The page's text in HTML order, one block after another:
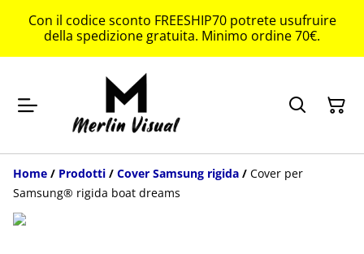
Con il codice sconto FREESHIP70 potrete usufruire
della spedizione gratuita. Minimo ordine 70€.
Home / Prodotti / Cover Samsung rigida / Cover per
Samsung® rigida boat dreams